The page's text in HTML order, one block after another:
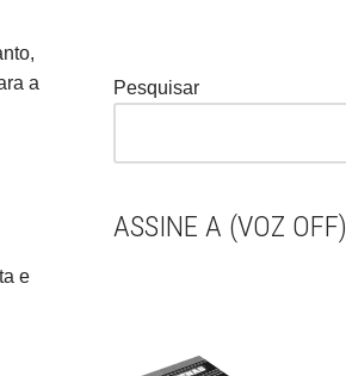
a
e
Pesquisar
ASSINE A (VOZ OFF)